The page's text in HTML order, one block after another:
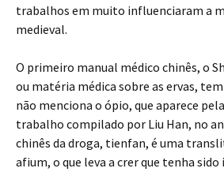
trabalhos em muito influenciaram a
medieval.
O primeiro manual médico chinês, o
ou matéria médica sobre as ervas, tem
não menciona o ópio, que aparece
trabalho compilado por Liu Han, no
chinês da droga, tienfan, é uma
afium, o que leva a crer que tenha